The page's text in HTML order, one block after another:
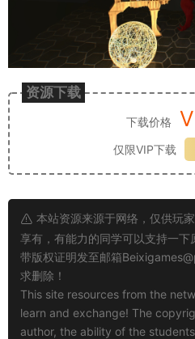
资源下载
下载价格
仅限VIP下载
本站资源来源于网络，仅供玩
享有，有能力的同学可以支持一
带版权证明发至邮箱
求删除！
This site resources from the
learn and exchange! The
author, the ability of the